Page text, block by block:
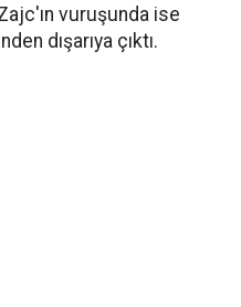
vuruşunda ise
dışarıya çıktı.